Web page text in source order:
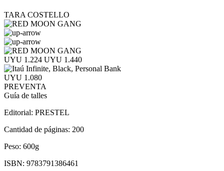
TARA COSTELLO
UYU 1.224 UYU 1.440
UYU 1.080
PREVENTA
Guía de talles
Editorial: PRESTEL
Cantidad de páginas: 200
Peso: 600g
ISBN: 9783791386461